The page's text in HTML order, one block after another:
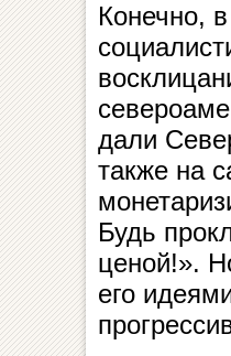
Конечно,
дали
также на
Будь
ценой!».
его